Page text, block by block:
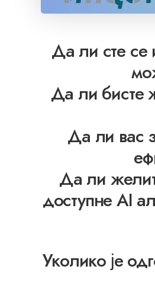
Да ли сте се
Да ли бисте
Да ли вас
Да ли
доступне AI
Уколико је